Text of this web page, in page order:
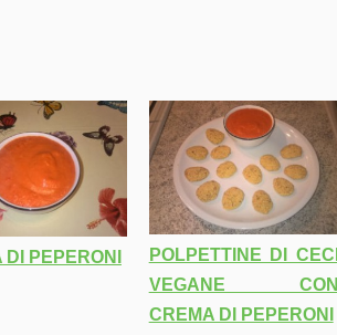
PEPERONI
POLPETTINE DI CECI
VEGANE CON
CREMA DI PEPERONI